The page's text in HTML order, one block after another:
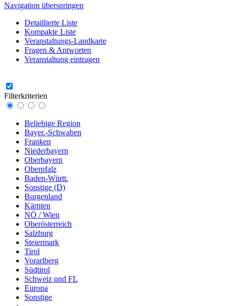
Navigation überspringen
Detaillierte Liste
Kompakte Liste
Veranstaltungs-Landkarte
Fragen & Antworten
Veranstaltung eintragen
Filterkriterien
Beliebige Region
Bayer.-Schwaben
Franken
Niederbayern
Oberbayern
Oberpfalz
Baden-Württ.
Sonstige (D)
Burgenland
Kärnten
NÖ / Wien
Oberösterreich
Salzburg
Steiermark
Tirol
Vorarlberg
Südtirol
Schweiz und FL
Europa
Sonstige